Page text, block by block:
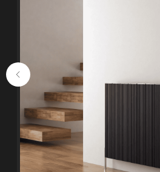
+375 (29) 652 34 03
ООО «ТермоАльянс», РБ, 220062, г.
Минск пр-т Победителей 131, оф.68 УНП
692071529, р/с BY38 ALFA 3012 2327
5000 2027 0000, в ЗАО «Альфа-Банк»,
код ALFABY2X, 220013 г. Минск, ул.
Сурганова, 43-47